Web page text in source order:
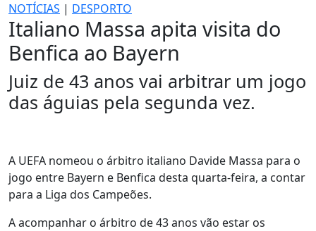
NOTÍCIAS | DESPORTO
Italiano Massa apita visita do
Benfica ao Bayern
Juiz de 43 anos vai arbitrar um jogo
das águias pela segunda vez.
A UEFA nomeou o árbitro italiano Davide Massa para o
jogo entre Bayern e Benfica desta quarta-feira, a contar
para a Liga dos Campeões.
A acompanhar o árbitro de 43 anos vão estar os